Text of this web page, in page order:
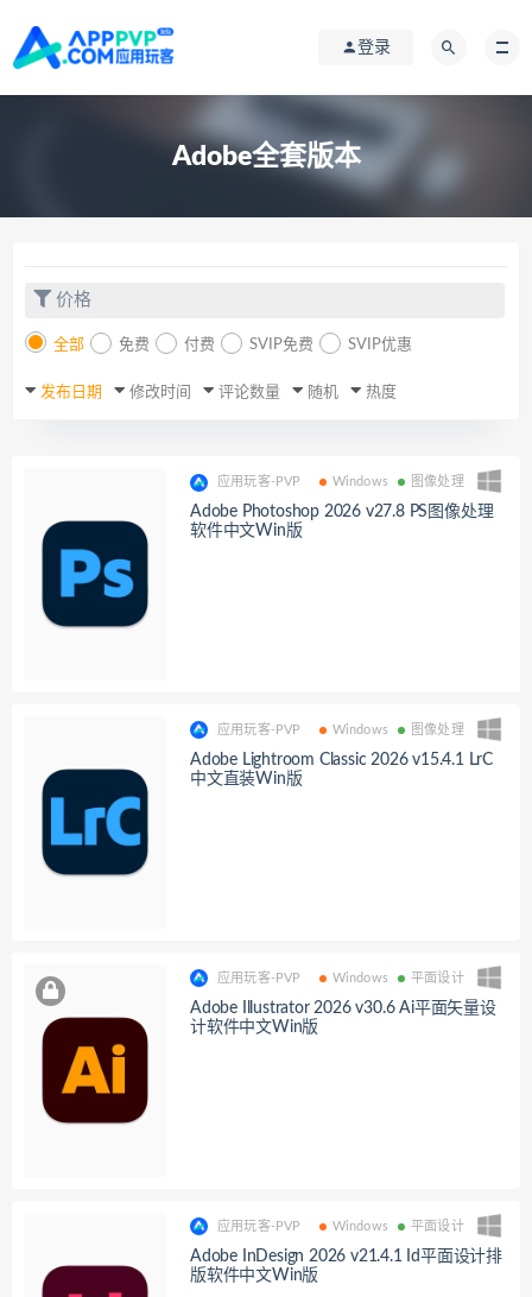
登录
Adobe全套版本
价格
全部 免费 付费 SVIP免费 SVIP优惠
发布日期 修改时间 评论数量 随机 热度
应用玩客-PVP Windows 图像处理
Adobe Photoshop 2026 v27.8 PS图像处理
软件中文Win版
应用玩客-PVP Windows 图像处理
Adobe Lightroom Classic 2026 v15.4.1 LrC
中文直装Win版
应用玩客-PVP Windows 平面设计
Adobe Illustrator 2026 v30.6 Ai平面矢量设
计软件中文Win版
应用玩客-PVP Windows 平面设计
Adobe InDesign 2026 v21.4.1 Id平面设计排
版软件中文Win版